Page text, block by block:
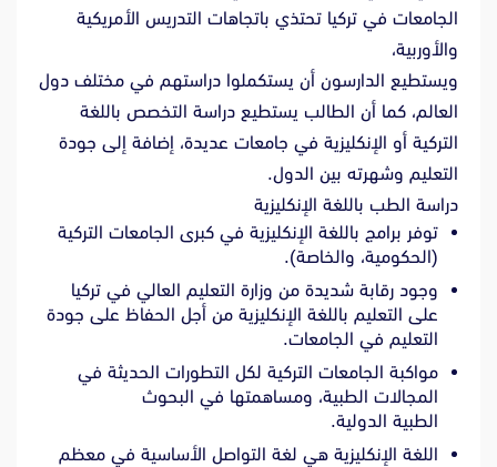
الجامعات في تركيا تحتذي باتجاهات التدريس الأمريكية
والأوربية،
ويستطيع الدارسون أن يستكملوا دراستهم في مختلف دول
العالم، كما أن الطالب يستطيع دراسة التخصص باللغة
التركية أو الإنكليزية في جامعات عديدة، إضافة إلى جودة
التعليم وشهرته بين الدول.
دراسة الطب باللغة الإنكليزية
توفر برامج باللغة الإنكليزية في كبرى الجامعات التركية
(الحكومية، والخاصة).
وجود رقابة شديدة من وزارة التعليم العالي في تركيا
على التعليم باللغة الإنكليزية من أجل الحفاظ على جودة
التعليم في الجامعات.
مواكبة الجامعات التركية لكل التطورات الحديثة في
المجالات الطبية، ومساهمتها في البحوث
الطبية الدولية.
اللغة الإنكليزية هي لغة التواصل الأساسية في معظم